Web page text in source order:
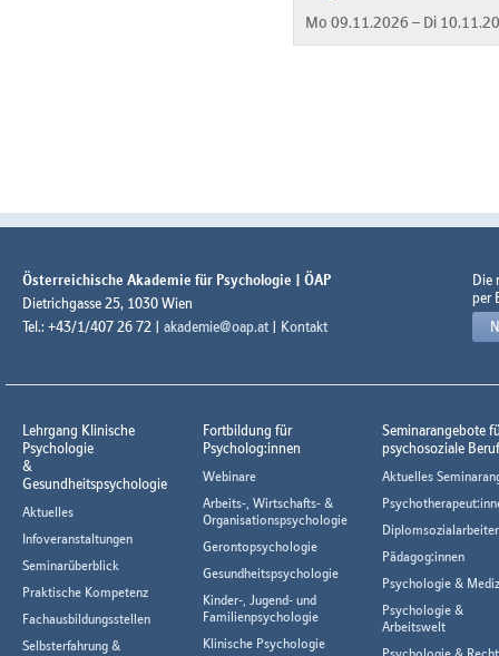
Mo 09.11.2026 – Di
Österreichische Akademie für Psychologie | ÖAP
Dietrichgasse 25, 1030 Wien
Tel.: +43/1/407 26 72 | akademie@oap.at | Kontakt
Die
per
Lehrgang Klinische
Psychologie
&
Gesundheitspsychologie
Aktuelles
Infoveranstaltungen
Seminarüberblick
Praktische Kompetenz
Fachausbildungsstellen
Selbsterfahrung &
Fortbildung für
Psycholog:innen
Webinare
Arbeits-, Wirtschafts- &
Organisationspsychologie
Gerontopsychologie
Gesundheitspsychologie
Kinder-, Jugend- und
Familienpsychologie
Klinische Psychologie
Seminarangebote
psychosoziale
Aktuelles
Pädagog:innen
Psychologie &
Psychologie &
Arbeitswelt